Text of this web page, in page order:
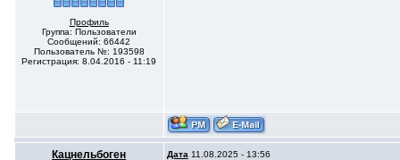
Профиль
Группа: Пользователи
Сообщений: 66442
Пользователь №: 193598
Регистрация: 8.04.2016 - 11:19
Кацнельбоген Дата 11.08.2025 - 13:56